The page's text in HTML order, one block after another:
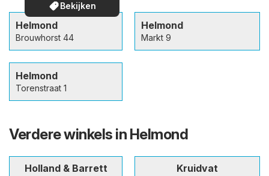
Bekijken
Helmond
Brouwhorst 44
Helmond
Markt 9
Helmond
Torenstraat 1
Verdere winkels in Helmond
Holland & Barrett
Kruidvat